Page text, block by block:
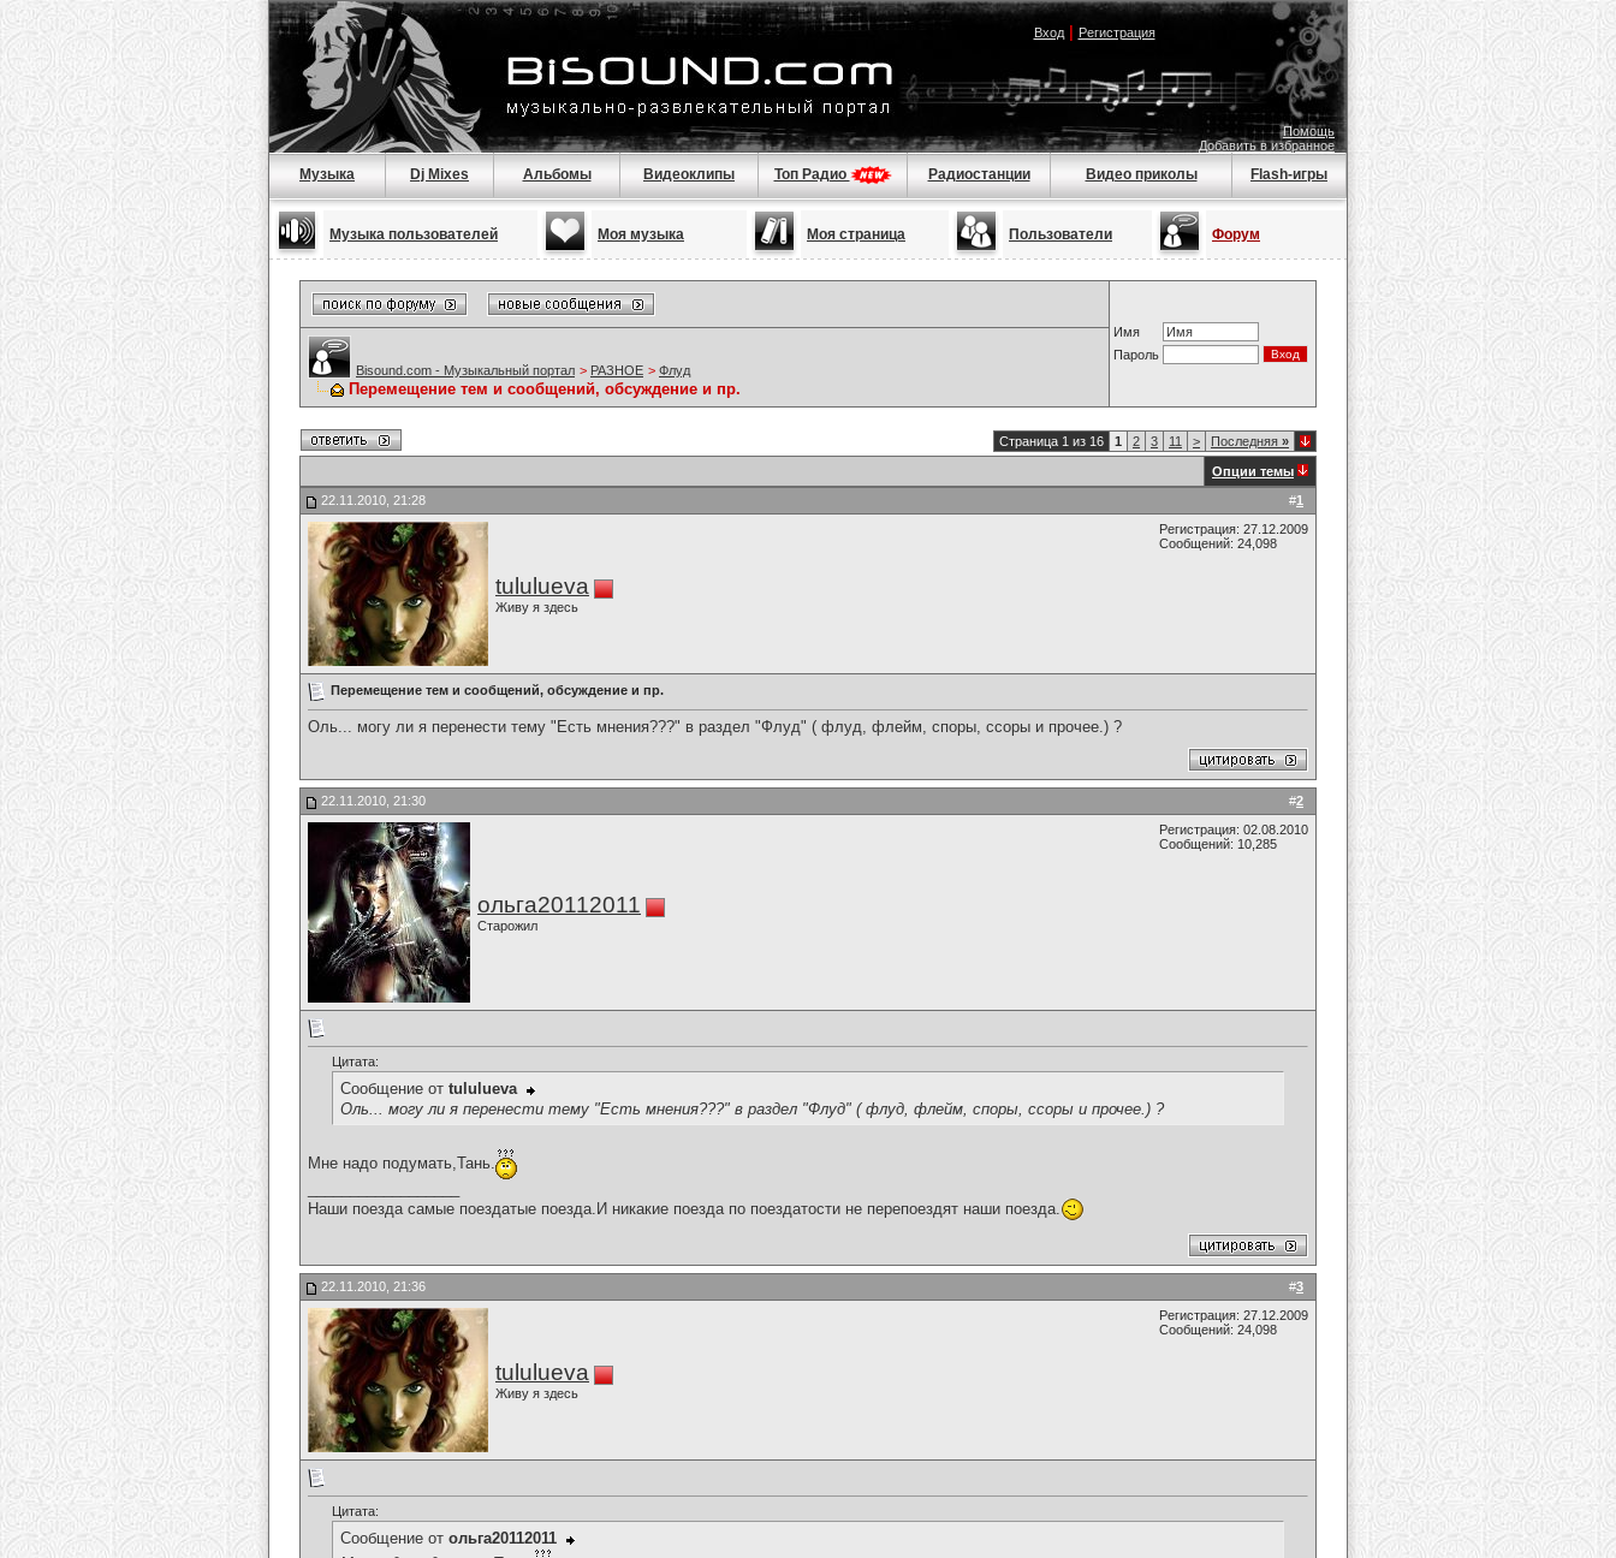
Вход| Регистрация
Помощь
Добавить в избранное
Музыка Dj Mixes Альбомы Видеоклипы Топ Радио Радиостанции Видео приколы Flash-игры
Музыка пользователей Моя музыка Моя страница Пользователи Форум
Имя
Пароль
Bisound.com - Музыкальный портал > РАЗНОЕ > Флуд
Перемещение тем и сообщений, обсуждение и пр.
Страница 1 из 16 1 2 3 11 > Последняя »
Опции темы
#1
22.11.2010, 21:28
tululueva
Живу я здесь
Регистрация: 27.12.2009
Сообщений: 24,098
Перемещение тем и сообщений, обсуждение и пр.
Оль... могу ли я перенести тему "Есть мнения???" в раздел "Флуд" ( флуд, флейм, споры, ссоры и прочее.) ?
#2
22.11.2010, 21:30
ольга20112011
Старожил
Регистрация: 02.08.2010
Сообщений: 10,285
Цитата:
Сообщение от tululueva
Оль... могу ли я перенести тему "Есть мнения???" в раздел "Флуд" ( флуд, флейм, споры, ссоры и прочее.) ?
Мне надо подумать,Тань.
Наши поезда самые поездатые поезда.И никакие поезда по поездатости не перепоездят наши поезда.
#3
22.11.2010, 21:36
tululueva
Живу я здесь
Регистрация: 27.12.2009
Сообщений: 24,098
Цитата:
Сообщение от ольга20112011